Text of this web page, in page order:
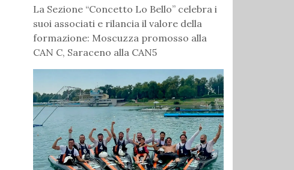
La Sezione “Concetto Lo Bello” celebra i
suoi associati e rilancia il valore della
formazione: Moscuzza promosso alla
CAN C, Saraceno alla CAN5